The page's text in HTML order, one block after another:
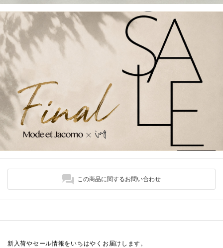
この商品に関するお問い合わせ
新入荷やセール情報をいちはやくお届けします。